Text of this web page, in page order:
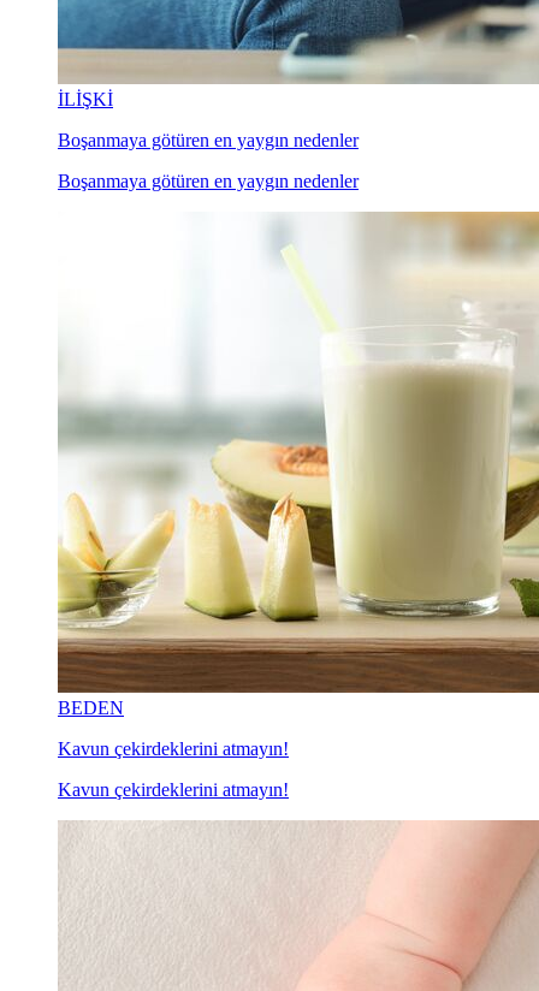
İLİŞKİ
Boşanmaya götüren en yaygın nedenler
Boşanmaya götüren en yaygın nedenler
BEDEN
Kavun çekirdeklerini atmayın!
Kavun çekirdeklerini atmayın!